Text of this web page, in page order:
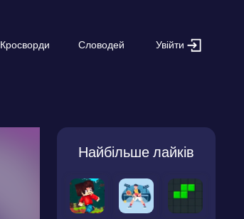
Кросворди Словодей Увійти
Найбільше лайків